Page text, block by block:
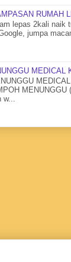
RUMAH
lepas 2kali naik
jumpa
MEDICAL
MENUNGGU
w...